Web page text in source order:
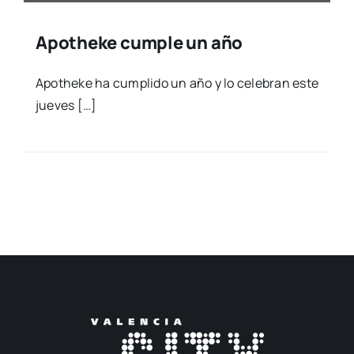
Apotheke cumple un año
Apothe­ke ha cum­pli­do un año y lo cele­bran este
jue­ves […]